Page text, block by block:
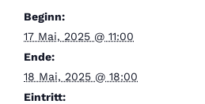
Beginn:
17 Mai, 2025 @ 11:00
Ende:
18 Mai, 2025 @ 18:00
Eintritt: